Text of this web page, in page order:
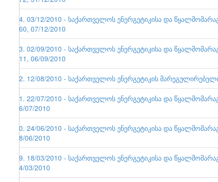
44. 03/12/2010 - საქართველოს ენერგეტიკისა და
160, 07/12/2010
43. 02/09/2010 - საქართველოს ენერგეტიკისა და
111, 06/09/2010
42. 12/08/2010 - საქართველოს ენერგეტიკის
41. 22/07/2010 - საქართველოს ენერგეტიკისა და
26/07/2010
40. 24/06/2010 - საქართველოს ენერგეტიკისა და
28/06/2010
39. 18/03/2010 - საქართველოს ენერგეტიკისა და
24/03/2010